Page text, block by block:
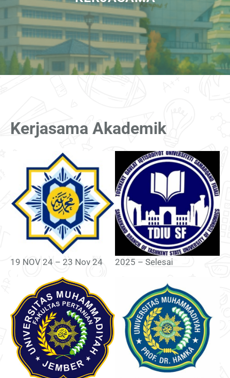
Kerjasama Akademik
19 NOV 24 – 23 Nov 24 2025 – Selesai